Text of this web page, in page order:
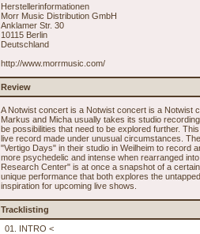
Herstellerinformationen
Morr Music Distribution GmbH
Anklamer Str. 30
10115 Berlin
Deutschland
http://www.morrmusic.com/
Review
A Notwist concert is a Notwist concert is a Notwist
Markus and Micha usually takes its studio
be possibilities that need to be explored further.
live record made under unusual circumstances.
"Vertigo Days" in their studio in Weilheim to record
more psychedelic and intense when rearranged
Research Center" is at once a snapshot of a
unique performance that both explores the
inspiration for upcoming live shows.
Tracklisting
01. INTRO <